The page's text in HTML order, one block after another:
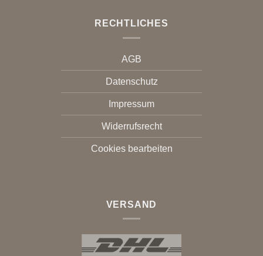
RECHTLICHES
AGB
Datenschutz
Impressum
Widerrufsrecht
Cookies bearbeiten
VERSAND